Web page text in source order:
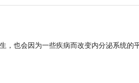
，也会因为一些疾病而改变内分泌系统的